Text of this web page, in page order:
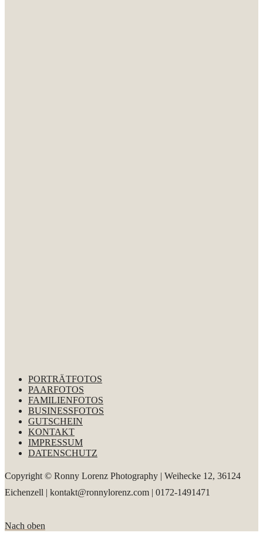
PORTRÄTFOTOS
PAARFOTOS
FAMILIENFOTOS
BUSINESSFOTOS
GUTSCHEIN
KONTAKT
IMPRESSUM
DATENSCHUTZ
Copyright © Ronny Lorenz Photography | Weihecke 12, 36124
Eichenzell | kontakt@ronnylorenz.com | 0172-1491471
Nach oben